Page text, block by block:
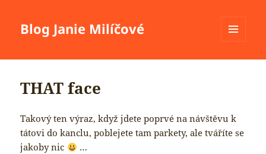
Blog Janie Milíčové
THAT face
Takový ten výraz, když jdete poprvé na návštěvu k
tátovi do kanclu, poblejete tam parkety, ale tváříte se
jakoby nic
…